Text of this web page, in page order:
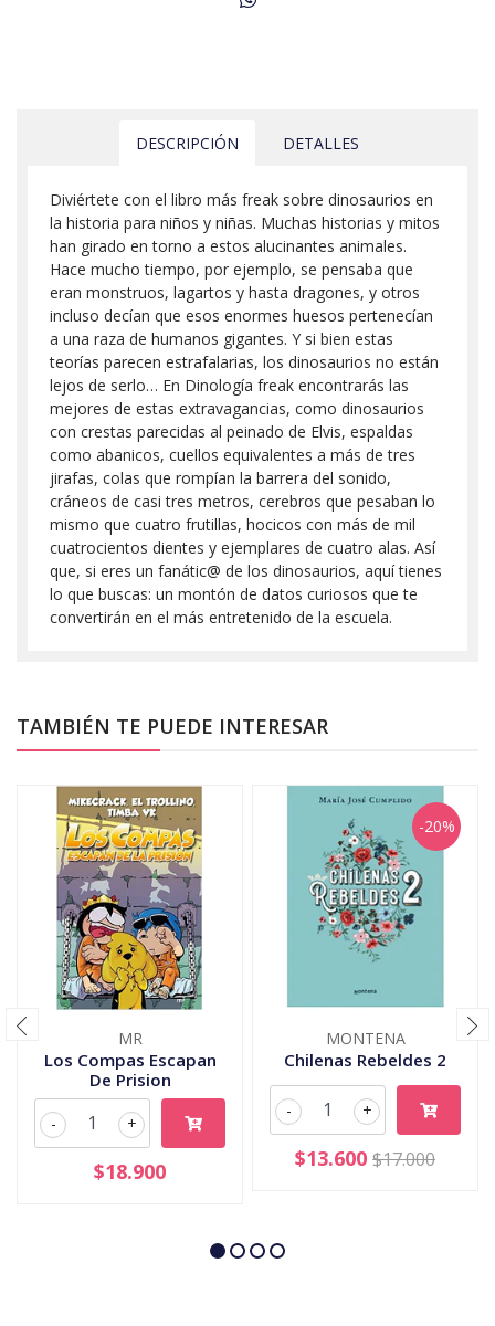
DESCRIPCIÓN DETALLES
Diviértete con el libro más freak sobre dinosaurios en
la historia para niños y niñas. Muchas historias y mitos
han girado en torno a estos alucinantes animales.
Hace mucho tiempo, por ejemplo, se pensaba que
eran monstruos, lagartos y hasta dragones, y otros
incluso decían que esos enormes huesos pertenecían
a una raza de humanos gigantes. Y si bien estas
teorías parecen estrafalarias, los dinosaurios no están
lejos de serlo… En Dinología freak encontrarás las
mejores de estas extravagancias, como dinosaurios
con crestas parecidas al peinado de Elvis, espaldas
como abanicos, cuellos equivalentes a más de tres
jirafas, colas que rompían la barrera del sonido,
cráneos de casi tres metros, cerebros que pesaban lo
mismo que cuatro frutillas, hocicos con más de mil
cuatrocientos dientes y ejemplares de cuatro alas. Así
que, si eres un fanátic@ de los dinosaurios, aquí tienes
lo que buscas: un montón de datos curiosos que te
convertirán en el más entretenido de la escuela.
TAMBIÉN TE PUEDE INTERESAR
MR
Los Compas Escapan
De Prision
+
-
$18.900
-20%
MONTENA
Chilenas Rebeldes 2
+
-
$13.600 $17.000